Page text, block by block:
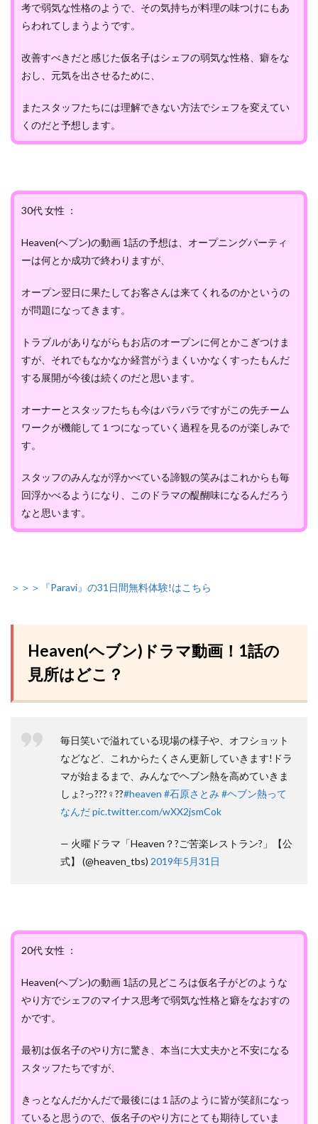
考で弱気な性格のようで、その気持ちが料理の味つけにもあ
らわれてしまうようです。
改善すべきだと感じた仮名子はシェフの弱気な性格、癖をな
おし、元気を出させるために、
またスタッフたちには理解できない方法でシェフを変えてい
くのだと予想します。
30代 女性 ：
Heaven(ヘブン)の動画 1話の予想は、オープニングパーティ
ーは何とか成功で終わりますが、
オープン翌日に果たしてお客さんは来てくれるのかというの
が問題になってきます。
トラブルがありながらもお店のオープンに何とかこぎつけま
すが、それでもなかなか経営がうまくいかなくすったもんだ
する展開が今後は続くのだと思います。
オーナーとスタッフたちも今はバラバラですがこの先チーム
ワークが機能して１つになっていく過程を見るのが楽しみで
す。
スタッフのみんなが浮かべている諦観の笑みはこれからも毎
回浮かべるようになり、このドラマの醍醐味になるんだろう
なと思います。
＞＞＞『Paravi』の31日間無料体験!はこちら
Heaven(ヘブン)ドラマ動画！1話の
見所はどこ？
毎日笑いで溢れている現場の様子や、オフショット
などなど、これからたくさん更新していきます!ドラ
マが始まるまで、みんなでヘブン熱を高めていきま
しょ?っ???♀??#heaven #石原さとみ #ヘブン熱って
なんだpic.twitter.com/wXX2jsmCok
— 火曜ドラマ「Heaven？?ご苦楽レストラン?」【公
式】 (@heaven_tbs) 2019年5月31日
20代 女性 ：
Heaven(ヘブン)の動画 1話の見どころは仮名子がどのような
やり方でシェフのマイナス思考で弱気な性格と癖をなおすの
かです。
最初は仮名子のやり方に驚き、本当に大丈夫かと不安になる
スタッフたちですが、
きっとなんだかんだで最後には１話のように皆が笑顔になっ
ていると思うので、仮名子のやり方にとても期待していま